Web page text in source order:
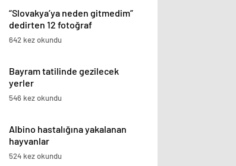
“Slovakya’ya neden gitmedim”
dedirten 12 fotoğraf
642 kez okundu
Bayram tatilinde gezilecek
yerler
546 kez okundu
Albino hastalığına yakalanan
hayvanlar
524 kez okundu